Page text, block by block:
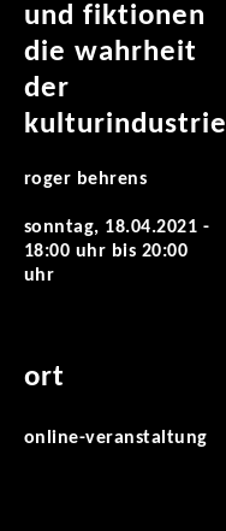
und fiktionen
die wahrheit
der
kulturindustrie
roger behrens
sonntag, 18.04.2021 -
18:00 uhr bis 20:00
uhr
ort
online-veranstaltung